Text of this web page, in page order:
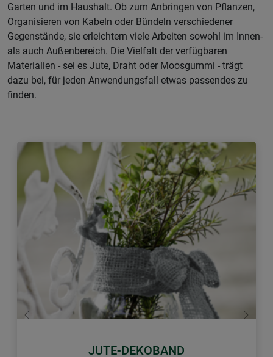
Garten und im Haushalt. Ob zum Anbringen von Pflanzen,
Organisieren von Kabeln oder Bündeln verschiedener
Gegenstände, sie erleichtern viele Arbeiten sowohl im Innen-
als auch Außenbereich. Die Vielfalt der verfügbaren
Materialien - sei es Jute, Draht oder Moosgummi - trägt
dazu bei, für jeden Anwendungsfall etwas passendes zu
finden.
JUTE-DEKOBAND
Zurück Weiter